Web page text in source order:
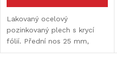
Lakovaný ocelový
pozinkovaný plech s krycí
fólií. Přední nos 25 mm,
zadní čelo 23-25 mm s